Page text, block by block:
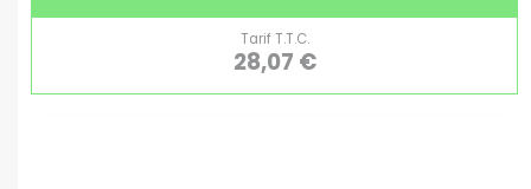
Tarif T.T.C.
28,07 €